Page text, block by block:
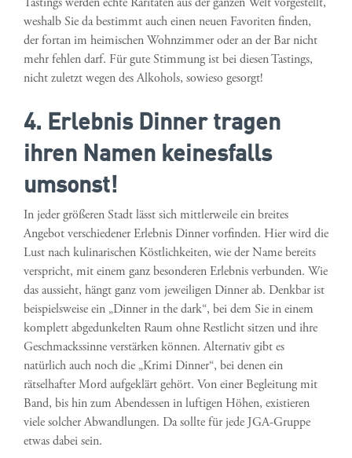
weshalb Sie da bestimmt auch einen neuen Favoriten finden,
der fortan im heimischen Wohnzimmer oder an der Bar nicht
mehr fehlen darf. Für gute Stimmung ist bei diesen Tastings,
nicht zuletzt wegen des Alkohols, sowieso gesorgt!
4. Erlebnis Dinner tragen
ihren Namen keinesfalls
umsonst!
In jeder größeren Stadt lässt sich mittlerweile ein breites
Angebot verschiedener Erlebnis Dinner vorfinden. Hier wird die
Lust nach kulinarischen Köstlichkeiten, wie der Name bereits
verspricht, mit einem ganz besonderen Erlebnis verbunden. Wie
das aussieht, hängt ganz vom jeweiligen Dinner ab. Denkbar ist
beispielsweise ein „Dinner in the dark“, bei dem Sie in einem
komplett abgedunkelten Raum ohne Restlicht sitzen und ihre
Geschmackssinne verstärken können. Alternativ gibt es
natürlich auch noch die „Krimi Dinner“, bei denen ein
rätselhafter Mord aufgeklärt gehört. Von einer Begleitung mit
Band, bis hin zum Abendessen in luftigen Höhen, existieren
viele solcher Abwandlungen. Da sollte für jede JGA-Gruppe
etwas dabei sein.